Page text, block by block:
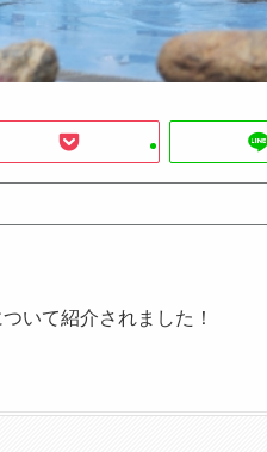
いて紹介されました！